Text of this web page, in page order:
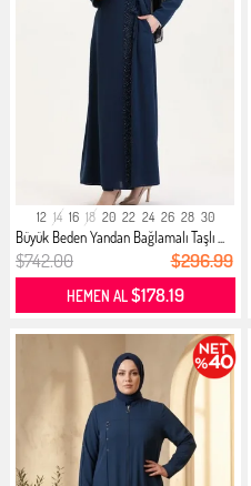
12 14 16 18 20 22 24 26 28 30
Büyük Beden Yandan Bağlamalı Taşlı ...
$742.00 $296.99
HEMEN AL$178.19